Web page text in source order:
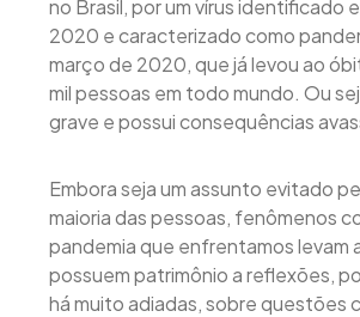
no Brasil, por um vírus identificado
2020 e caracterizado como
março de 2020, que já levou ao
mil pessoas em todo mundo. Ou
grave e possui consequências
Embora seja um assunto evitado
maioria das pessoas, fenômenos
pandemia que enfrentamos levam
possuem patrimônio a reflexões,
há muito adiadas, sobre questões